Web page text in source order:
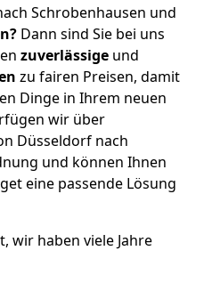
Schrobenhausen und
Dann sind Sie bei uns
zuverlässige und
zu fairen Preisen, damit
Dinge in Ihrem neuen
wir über
Düsseldorf nach
und können Ihnen
eine passende Lösung
wir haben viele Jahre